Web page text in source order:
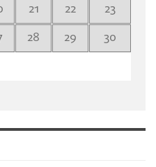
21 22
23
28 29
30